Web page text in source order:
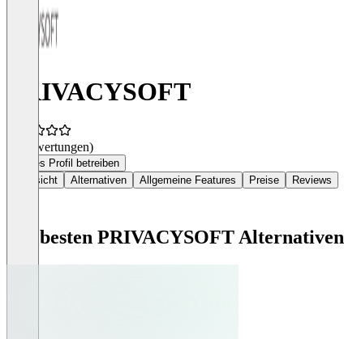
PRIVACYSOFT
(0 Bewertungen)
Dieses Profil betreiben
Übersicht
Alternativen Allgemeine Features Preise Reviews
Die besten PRIVACYSOFT Alternativen